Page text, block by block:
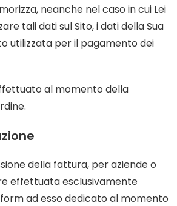
neanche nel caso in cui Lei
tali dati sul Sito, i dati della Sua
utilizzata per il pagamento dei
al momento della
della fattura, per aziende o
effettuata esclusivamente
ad esso dedicato al momento